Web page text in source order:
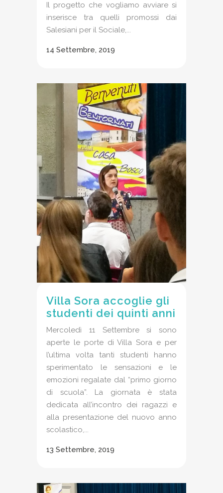
Il progetto che vogliamo avviare si
inserisce tra quelli promossi dai
Salesiani per il Sociale,...
14 Settembre, 2019
Villa Sora accoglie gli
studenti dei quinti anni
Mercoledì 11 Settembre si sono
aperte le porte di Villa Sora e per
l’ultima volta tanti studenti hanno
sperimentato le sensazioni e le
emozioni regalate dal “primo giorno
di scuola”. La giornata è stata
dedicata all’incontro dei ragazzi e
alla presentazione del nuovo anno
scolastico,...
13 Settembre, 2019